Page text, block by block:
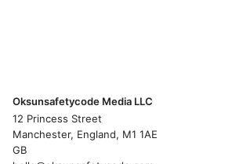
Oksunsafetycode Media LLC
12 Princess Street
Manchester, England, M1 1AE
GB